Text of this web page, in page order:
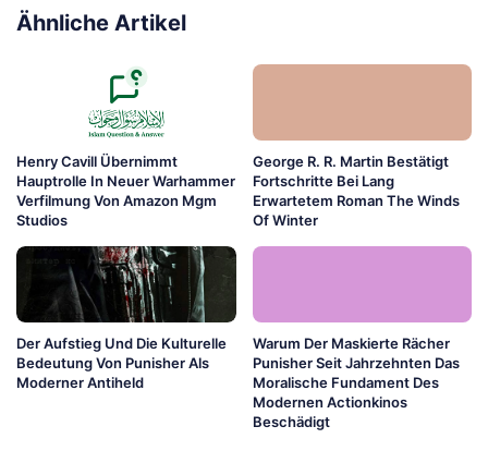
Ähnliche Artikel
Henry Cavill Übernimmt
Hauptrolle In Neuer Warhammer
Verfilmung Von Amazon Mgm
Studios
George R. R. Martin Bestätigt
Fortschritte Bei Lang
Erwartetem Roman The Winds
Of Winter
Der Aufstieg Und Die Kulturelle
Bedeutung Von Punisher Als
Moderner Antiheld
Warum Der Maskierte Rächer
Punisher Seit Jahrzehnten Das
Moralische Fundament Des
Modernen Actionkinos
Beschädigt